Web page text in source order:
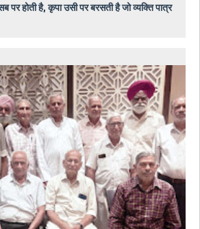
पर होती है, कृपा उसी पर बरसती है जो व्यक्ति पात्र